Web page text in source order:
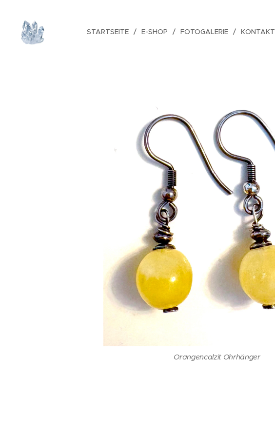
STARTSEITE E-SHOP FOTOGALERIE KONTAKT
Orangencalzit Ohrhänger